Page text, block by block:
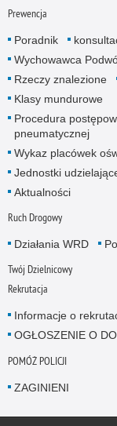
Prewencja
Poradnik
Wychowawca
Rzeczy znalezione
Klasy mundurowe
Procedura
pneumatycznej
Wykaz placówek
Jednostki
Aktualności
Ruch Drogowy
Działania WRD
Twój Dzielnicowy
Rekrutacja
Informacje o
OGŁOSZENIE O
POMÓŻ POLICJI
ZAGINIENI